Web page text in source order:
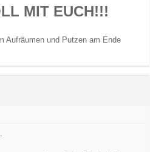
MIT EUCH!!!
Aufräumen und Putzen am Ende